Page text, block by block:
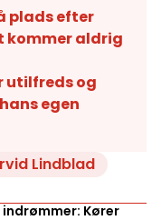
plads efter
kommer aldrig
utilfreds og
egen
Lindblad
Kører